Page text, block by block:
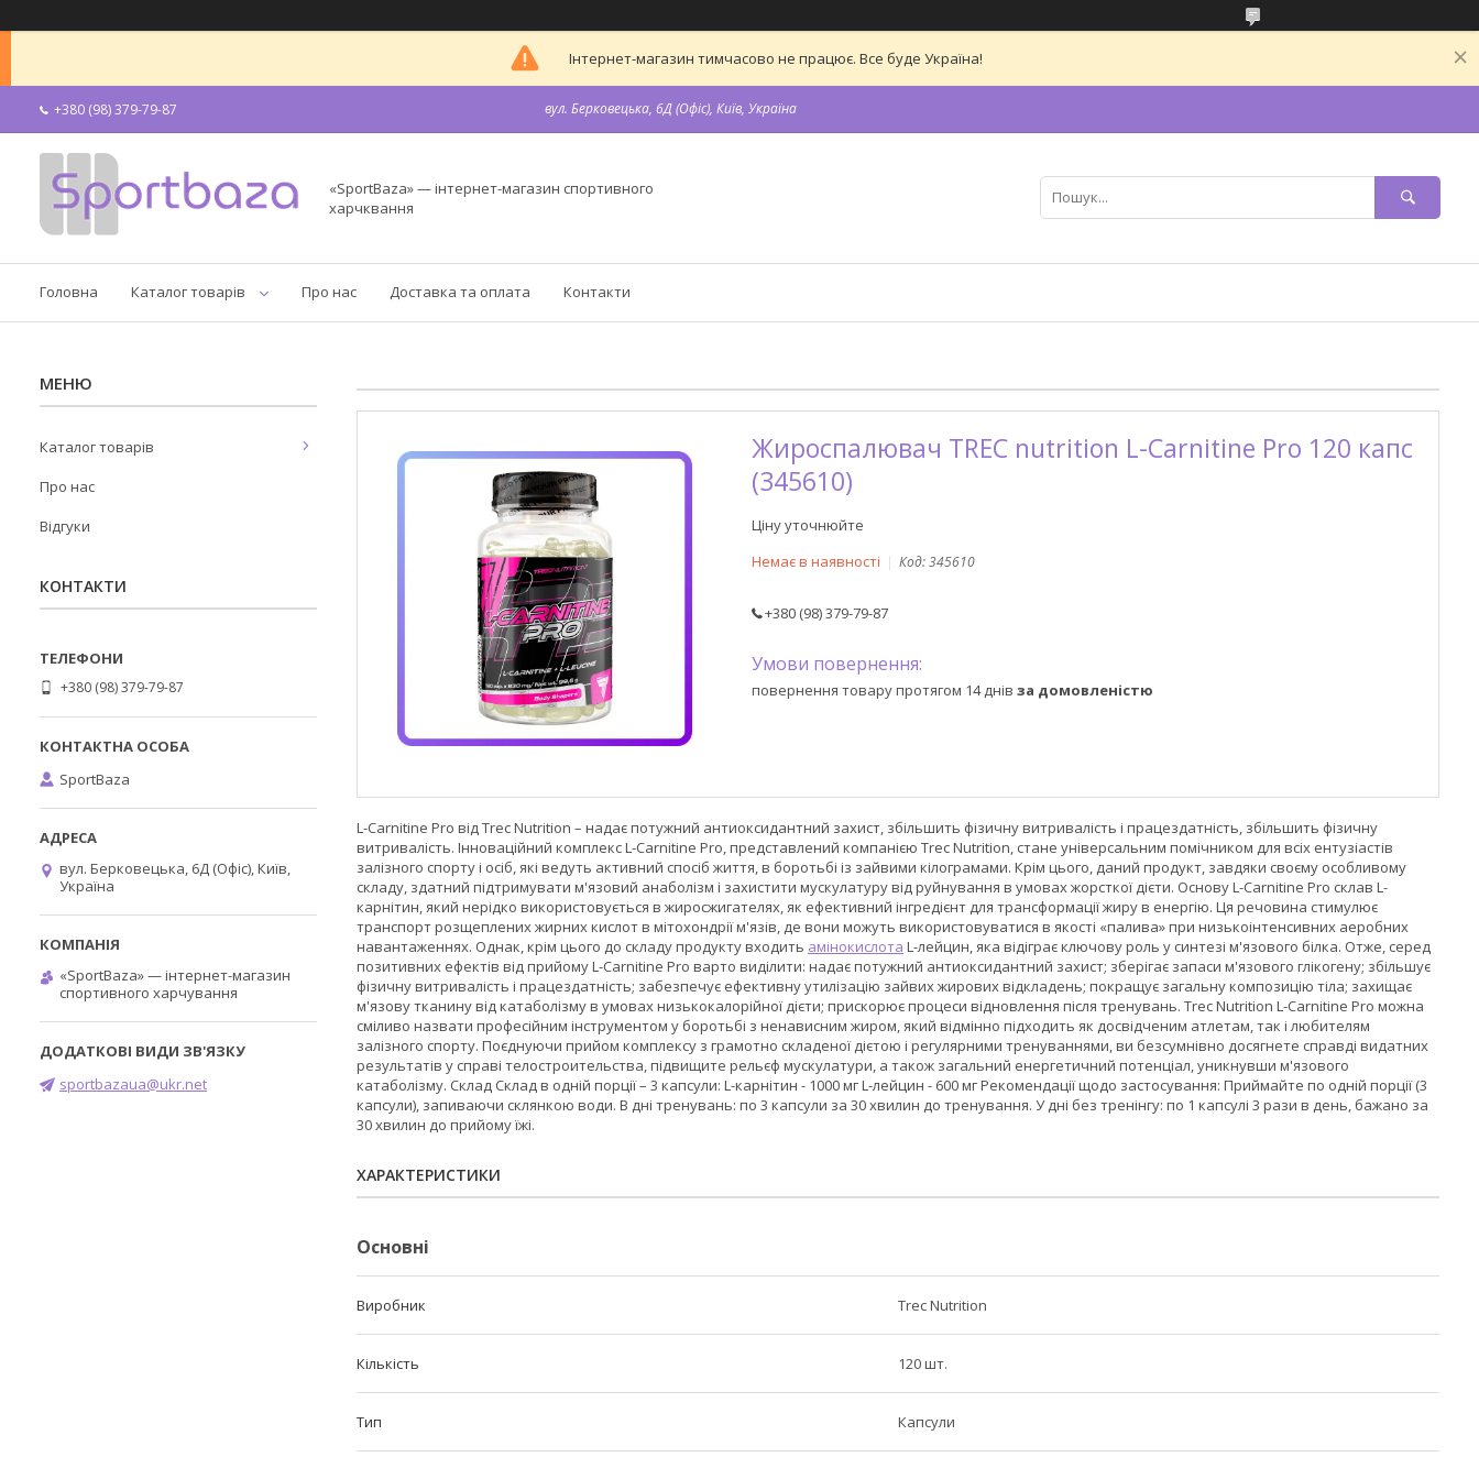
Інтернет-магазин тимчасово не працює. Все буде Україна!
+380 (98) 379-79-87 вул. Берковецька, 6Д (Офіс), Київ, Україна
«SportBaza» — інтернет-магазин спортивного
харчквання
Головна Каталог товарів Про нас Доставка та оплата Контакти
Жироспалювач TREC nutrition L-Carnitine Pro 120 капс
(345610)
Ціну уточнюйте
Немає в наявності
Код:345610
+380 (98) 379-79-87
повернення товару протягом 14 днів за домовленістю
L-Carnitine Pro від Trec Nutrition – надає потужний антиоксидантний захист, збільшить фізичну витривалість і працездатність, збільшить фізичну
витривалість. Інноваційний комплекс L-Carnitine Pro, представлений компанією Trec Nutrition, стане універсальним помічником для всіх ентузіастів
залізного спорту і осіб, які ведуть активний спосіб життя, в боротьбі із зайвими кілограмами. Крім цього, даний продукт, завдяки своєму особливому
складу, здатний підтримувати м'язовий анаболізм і захистити мускулатуру від руйнування в умовах жорсткої дієти. Основу L-Carnitine Pro склав L-
карнітин, який нерідко використовується в жиросжигателях, як ефективний інгредієнт для трансформації жиру в енергію. Ця речовина стимулює
транспорт розщеплених жирних кислот в мітохондрії м'язів, де вони можуть використовуватися в якості «палива» при низькоінтенсивних аеробних
навантаженнях. Однак, крім цього до складу продукту входить амінокислота L-лейцин, яка відіграє ключову роль у синтезі м'язового білка. Отже, серед
позитивних ефектів від прийому L-Carnitine Pro варто виділити: надає потужний антиоксидантний захист; зберігає запаси м'язового глікогену; збільшує
фізичну витривалість і працездатність; забезпечує ефективну утилізацію зайвих жирових відкладень; покращує загальну композицію тіла; захищає
м'язову тканину від катаболізму в умовах низькокалорійної дієти; прискорює процеси відновлення після тренувань. Trec Nutrition L-Carnitine Pro можна
сміливо назвати професійним інструментом у боротьбі з ненависним жиром, який відмінно підходить як досвідченим атлетам, так і любителям
залізного спорту. Поєднуючи прийом комплексу з грамотно складеної дієтою і регулярними тренуваннями, ви безсумнівно досягнете справді видатних
результатів у справі телостроительства, підвищите рельєф мускулатури, а також загальний енергетичний потенціал, уникнувши м'язового
катаболізму. Склад Склад в одній порції – 3 капсули: L-карнітин - 1000 мг L-лейцин - 600 мг Рекомендації щодо застосування: Приймайте по одній порції (3
капсули), запиваючи склянкою води. В дні тренувань: по 3 капсули за 30 хвилин до тренування. У дні без тренінгу: по 1 капсулі 3 рази в день, бажано за
30 хвилин до прийому їжі.
ХАРАКТЕРИСТИКИ
Основні
Виробник Trec Nutrition
Кількість 120 шт.
Тип Капсули
Каталог товарів
Про нас
Відгуки
КОНТАКТИ
+380 (98) 379-79-87
SportBaza
вул. Берковецька, 6Д (Офіс), Київ,
Україна
«SportBaza» — інтернет-магазин
спортивного харчування
sportbazaua@ukr.net